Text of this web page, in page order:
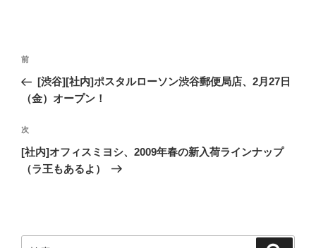
投
ナ
ゲ
ー
シ
過
去
の
稿
前
[渋谷][社内]ポスタルローソン渋谷郵便局店、2月27日
（金）オープン！
次
の
投
次
[社内]オフィスミヨシ、2009年春の新入荷ラインナップ
（ラ王もあるよ）